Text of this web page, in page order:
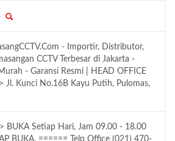
- Importir, Distributor,
CCTV Terbesar di Jakarta -
- Garansi Resmi | HEAD OFFICE
Jl. Kunci No.16B Kayu Putih, Pulomas,
BUKA Setiap Hari, Jam 09.00 - 18.00
BUKA, ====== Telp Office (021) 470-